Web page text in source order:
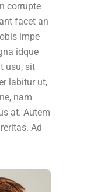
corrupte
facet an
impe
idque
usu, sit
labitur ut,
nam
at. Autem
Ad